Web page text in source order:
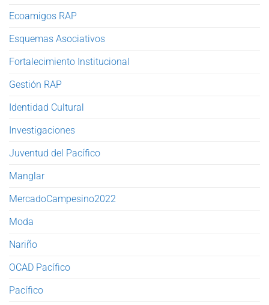
Ecoamigos RAP
Esquemas Asociativos
Fortalecimiento Institucional
Gestión RAP
Identidad Cultural
Investigaciones
Juventud del Pacífico
Manglar
MercadoCampesino2022
Moda
Nariño
OCAD Pacífico
Pacífico